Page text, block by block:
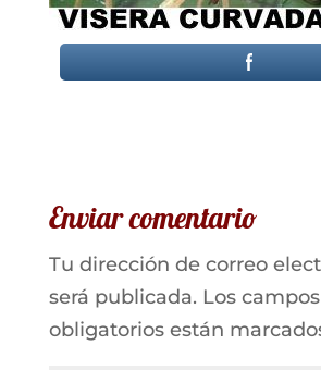
Enviar comentario
Tu dirección de correo
será publicada. Los campos
obligatorios están